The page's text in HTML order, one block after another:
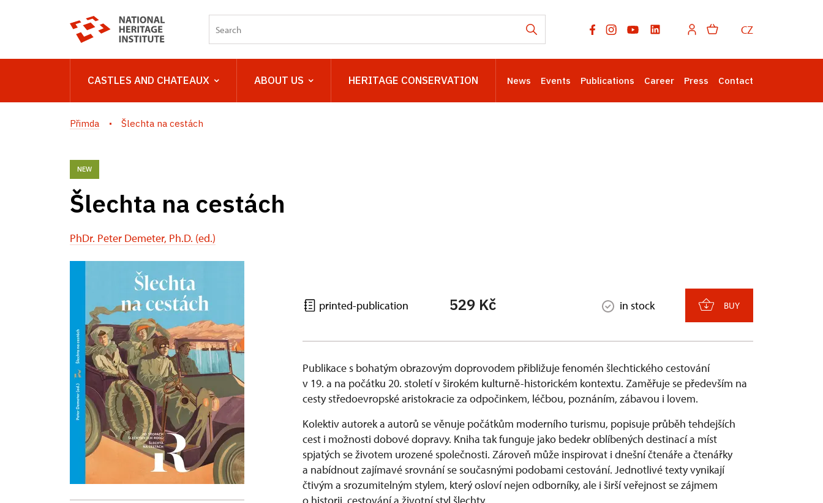
CZ
CASTLES AND CHATEAUX ABOUT US HERITAGE CONSERVATION News Events Publications Career Press Contact
Přimda Šlechta na cestách
NEW
Šlechta na cestách
PhDr. Peter Demeter, Ph.D. (ed.)
printed-publication 529 Kč in stock BUY
Publikace s bohatým obrazovým doprovodem přibližuje fenomén šlechtického cestování
v 19. a na počátku 20. století v širokém kulturně-historickém kontextu. Zaměřuje se především na
cesty středoevropské aristokracie za odpočinkem, léčbou, poznáním, zábavou i lovem.
Kolektiv autorek a autorů se věnuje počátkům moderního turismu, popisuje průběh tehdejších
cest i možnosti dobové dopravy. Kniha tak funguje jako bedekr oblíbených destinací a míst
spjatých se životem urozené společnosti. Zároveň může inspirovat i dnešní čtenáře a čtenářky
a nabídnout zajímavé srovnání se současnými podobami cestování. Jednotlivé texty vynikají
čtivým a srozumitelným stylem, který osloví nejen odborníky, ale i širší veřejnost se zájmem